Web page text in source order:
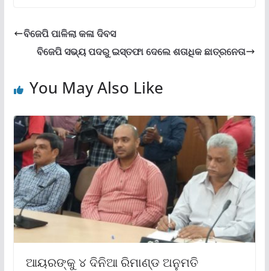
ବିଜେପି ପାଳିଲା କଳା ଦିବସ
ବିଜେପି ସଭ୍ୟ ପଦରୁ ଇସ୍ତଫା ଦେଲେ ଶତାଧିକ ଛାତ୍ରନେତା
You May Also Like
ଆୟରଙ୍କୁ ୪ ଦିନିଆ ରିମାଣ୍ଡ ଅନୁମତି